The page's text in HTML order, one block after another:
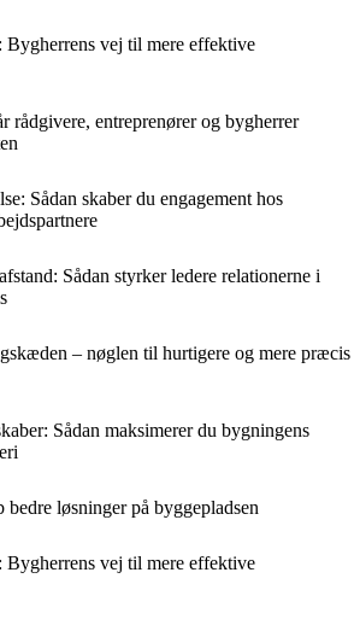
Bygherrens vej til mere effektive
rådgivere, entreprenører og bygherrer
Sådan skaber du engagement hos
Sådan styrker ledere relationerne i
– nøglen til hurtigere og mere præcis
Sådan maksimerer du bygningens
løsninger på byggepladsen
Bygherrens vej til mere effektive